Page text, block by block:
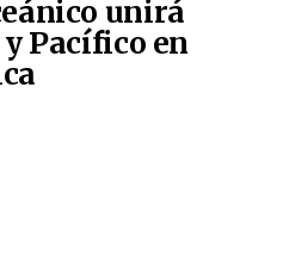
unirá
Pacífico en